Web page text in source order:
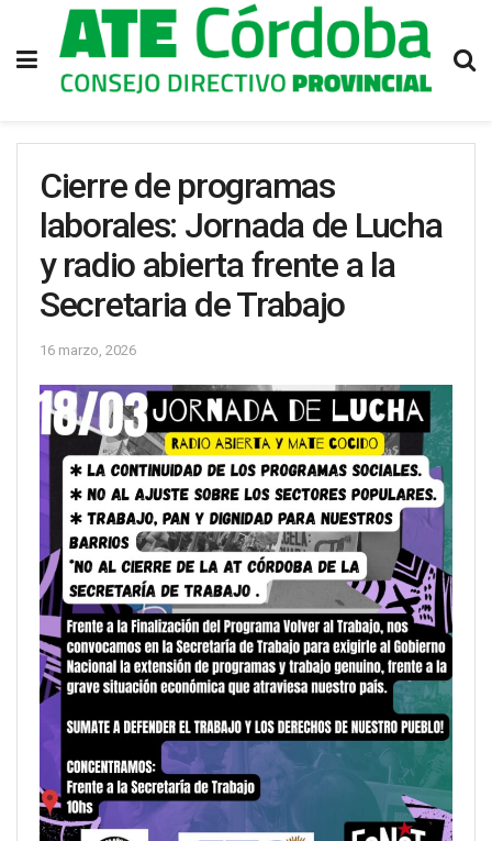
Cierre de programas
laborales: Jornada de Lucha
y radio abierta frente a la
Secretaria de Trabajo
16 marzo, 2026